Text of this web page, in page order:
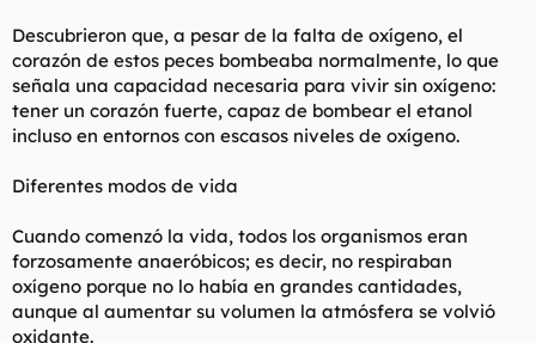
Descubrieron que, a pesar de la falta de oxígeno, el
corazón de estos peces bombeaba normalmente, lo que
señala una capacidad necesaria para vivir sin oxígeno:
tener un corazón fuerte, capaz de bombear el etanol
incluso en entornos con escasos niveles de oxígeno.
Diferentes modos de vida
Cuando comenzó la vida, todos los organismos eran
forzosamente anaeróbicos; es decir, no respiraban
oxígeno porque no lo había en grandes cantidades,
aunque al aumentar su volumen la atmósfera se volvió
oxidante.